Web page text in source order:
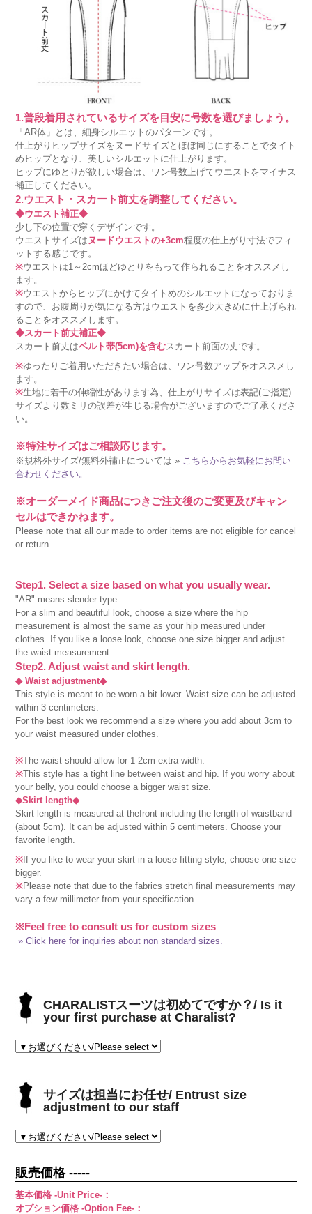
1.普段着用されているサイズを目安に号数を選びましょう。
「AR体」とは、細身シルエットのパターンです。
仕上がりヒップサイズをヌードサイズとほぼ同じにすることでタイト
めヒップとなり、美しいシルエットに仕上がります。
ヒップにゆとりが欲しい場合は、ワン号数上げてウエストをマイナス
補正してください。
2.ウエスト・スカート前丈を調整してください。
◆ウエスト補正◆
少し下の位置で穿くデザインです。
ウエストサイズは ヌードウエストの+3cm程度の仕上がり寸法でフィ
ットする感じです。
※ウエストは1～2cmほどゆとりをもって作られることをオススメし
ます。
※ウエストからヒップにかけてタイトめのシルエットになっておりま
すので、お腹周りが気になる方はウエストを多少大きめに仕上げられ
ることをオススメします。
◆スカート前丈補正◆
スカート前丈はベルト帯(5cm)を含むスカート前面の丈です。
※ゆったりご着用いただきたい場合は、ワン号数アップをオススメし
ます。
※生地に若干の伸縮性があります為、仕上がりサイズは表記(ご指定)
サイズより数ミリの誤差が生じる場合がございますのでご了承くださ
い。
※特注サイズはご相談応じます。
※規格外サイズ/無料外補正については » こちらからお気軽にお問い
合わせください。
※オーダーメイド商品につきご注文後のご変更及びキャン
セルはできかねます。
Please note that all our made to order items are not eligible for cancel
or return.
Step1. Select a size based on what you usually wear.
"AR" means slender type.
For a slim and beautiful look, choose a size where the hip
measurement is almost the same as your hip measured under
clothes. If you like a loose look, choose one size bigger and adjust
the waist measurement.
Step2. Adjust waist and skirt length.
◆ Waist adjustment◆
This style is meant to be worn a bit lower. Waist size can be adjusted
within 3 centimeters.
For the best look we recommend a size where you add about 3cm to
your waist measured under clothes.
※The waist should allow for 1-2cm extra width.
※This style has a tight line between waist and hip. If you worry about
your belly, you could choose a bigger waist size.
◆Skirt length◆
Skirt length is measured at thefront including the length of waistband
(about 5cm). It can be adjusted within 5 centimeters. Choose your
favorite length.
※ If you like to wear your skirt in a loose-fitting style, choose one size
bigger.
※Please note that due to the fabrics stretch final measurements may
vary a few millimeter from your specification
※Feel free to consult us for custom sizes
» Click here for inquiries about non standard sizes.
CHARALISTスーツは初めてですか？/ Is it
your first purchase at Charalist?
サイズは担当にお任せ/ Entrust size
adjustment to our staff
販売価格 -----
基本価格 -Unit Price-：
オプション価格 -Option Fee-：